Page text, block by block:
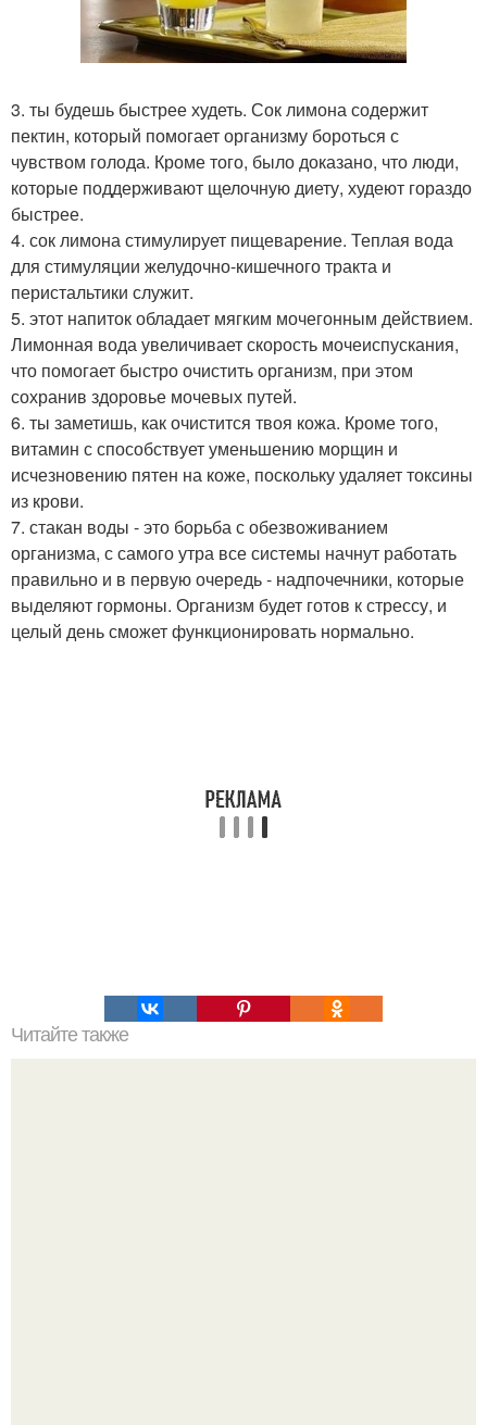
3. ты будешь быстрее худеть. Сок лимона содержит
пектин, который помогает организму бороться с
чувством голода. Кроме того, было доказано, что люди,
которые поддерживают щелочную диету, худеют гораздо
быстрее.
4. сок лимона стимулирует пищеварение. Теплая вода
для стимуляции желудочно-кишечного тракта и
перистальтики служит.
5. этот напиток обладает мягким мочегонным действием.
Лимонная вода увеличивает скорость мочеиспускания,
что помогает быстро очистить организм, при этом
сохранив здоровье мочевых путей.
6. ты заметишь, как очистится твоя кожа. Кроме того,
витамин с способствует уменьшению морщин и
исчезновению пятен на коже, поскольку удаляет токсины
из крови.
7. стакан воды - это борьба с обезвоживанием
организма, с самого утра все системы начнут работать
правильно и в первую очередь - надпочечники, которые
выделяют гормоны. Организм будет готов к стрессу, и
целый день сможет функционировать нормально.
Читайте также